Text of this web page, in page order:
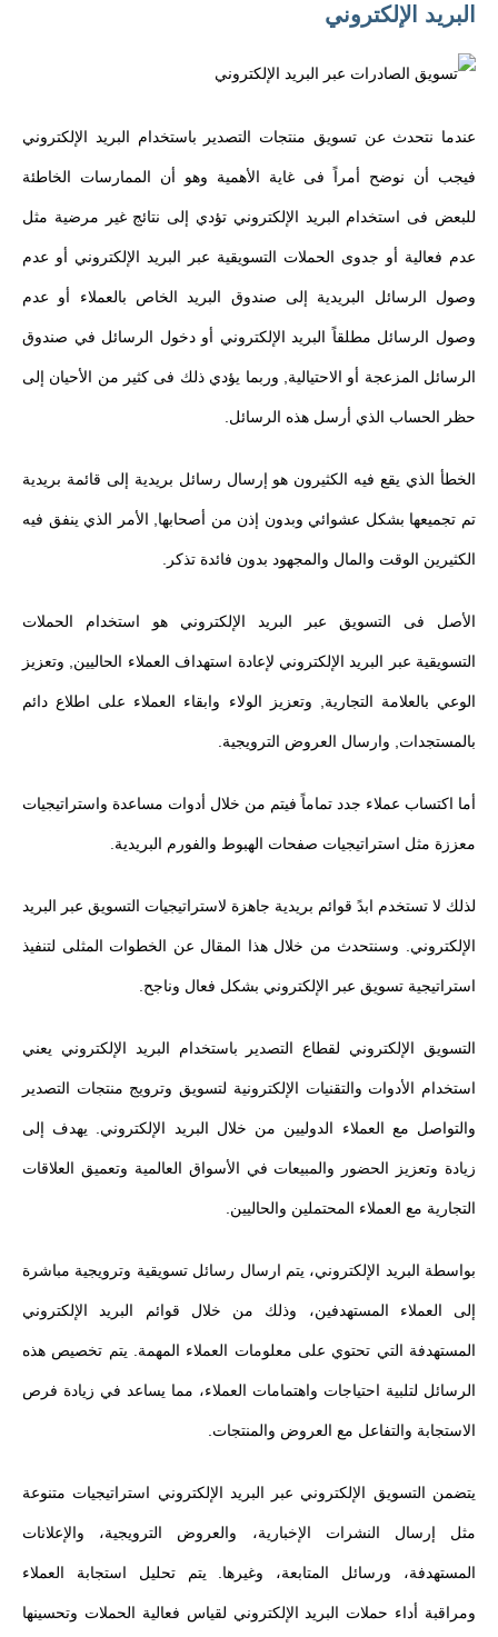
البريد الإلكتروني
عندما نتحدث عن تسويق منتجات التصدير باستخدام البريد الإلكتروني
فيجب أن نوضح أمراً فى غاية الأهمية وهو أن الممارسات الخاطئة
للبعض فى استخدام البريد الإلكتروني تؤدي إلى نتائج غير مرضية مثل
عدم فعالية أو جدوى الحملات التسويقية عبر البريد الإلكتروني أو عدم
وصول الرسائل البريدية إلى صندوق البريد الخاص بالعملاء أو عدم
وصول الرسائل مطلقاً البريد الإلكتروني أو دخول الرسائل في صندوق
الرسائل المزعجة أو الاحتيالية, وربما يؤدي ذلك فى كثير من الأحيان إلى
حظر الحساب الذي أرسل هذه الرسائل.
الخطأ الذي يقع فيه الكثيرون هو إرسال رسائل بريدية إلى قائمة بريدية
تم تجميعها بشكل عشوائي وبدون إذن من أصحابها, الأمر الذي ينفق فيه
الكثيرين الوقت والمال والمجهود بدون فائدة تذكر.
الأصل فى التسويق عبر البريد الإلكتروني هو استخدام الحملات
التسويقية عبر البريد الإلكتروني لإعادة استهداف العملاء الحاليين, وتعزيز
الوعي بالعلامة التجارية, وتعزيز الولاء وابقاء العملاء على اطلاع دائم
بالمستجدات, وارسال العروض الترويجية.
أما اكتساب عملاء جدد تماماً فيتم من خلال أدوات مساعدة واستراتيجيات
معززة مثل استراتيجيات صفحات الهبوط والفورم البريدية.
لذلك لا تستخدم ابدً قوائم بريدية جاهزة لاستراتيجيات التسويق عبر البريد
الإلكتروني. وسنتحدث من خلال هذا المقال عن الخطوات المثلى لتنفيذ
استراتيجية تسويق عبر الإلكتروني بشكل فعال وناجح.
التسويق الإلكتروني لقطاع التصدير باستخدام البريد الإلكتروني يعني
استخدام الأدوات والتقنيات الإلكترونية لتسويق وترويج منتجات التصدير
والتواصل مع العملاء الدوليين من خلال البريد الإلكتروني. يهدف إلى
زيادة وتعزيز الحضور والمبيعات في الأسواق العالمية وتعميق العلاقات
التجارية مع العملاء المحتملين والحاليين.
بواسطة البريد الإلكتروني، يتم ارسال رسائل تسويقية وترويجية مباشرة
إلى العملاء المستهدفين، وذلك من خلال قوائم البريد الإلكتروني
المستهدفة التي تحتوي على معلومات العملاء المهمة. يتم تخصيص هذه
الرسائل لتلبية احتياجات واهتمامات العملاء، مما يساعد في زيادة فرص
الاستجابة والتفاعل مع العروض والمنتجات.
يتضمن التسويق الإلكتروني عبر البريد الإلكتروني استراتيجيات متنوعة
مثل إرسال النشرات الإخبارية، والعروض الترويجية، والإعلانات
المستهدفة، ورسائل المتابعة، وغيرها. يتم تحليل استجابة العملاء
ومراقبة أداء حملات البريد الإلكتروني لقياس فعالية الحملات وتحسينها